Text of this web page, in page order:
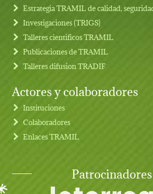
Estrategia TRAMIL de calidad,
Investigaciones (TRIGS)
Talleres cientificos TRAMIL
Publicaciones de TRAMIL
Talleres difusion TRADIF
Actores y colaboradores
Instituciones
Colaboradores
Enlaces TRAMIL
Patrocinadores